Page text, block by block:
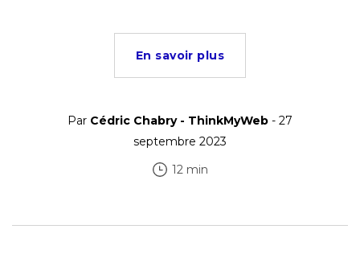
En savoir plus
Par Cédric Chabry - ThinkMyWeb - 27
septembre 2023
12 min